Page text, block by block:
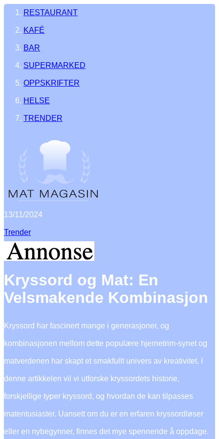
RESTAURANT
KAFÉ
BAR
SUPERMARKED
OPPSKRIFTER
HELSE
TRENDER
13/11/2024
Trender
Kryssord og Mat: En
Velsmakende Kombinasjon
Kryssord har fascinert mange i generasjoner, og
kombinasjonen mellom dette populære hjernetrim-synet og
matverdenen har skapt et smakfullt univers av kreativitet. I
denne artikkelen vil vi utforske kryssordets historie,
forskjellige typer kryssord, og hvordan de kan tilpasses
matentusiaster. Uansett om du er en erfaren kryssordløser
eller en nybegynner, finnes det mye spennende å oppdage.